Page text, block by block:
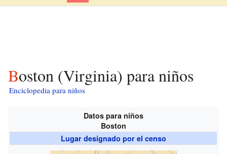
Boston (Virginia) para niños
Enciclopedia para niños
Datos para niños
Boston
Lugar designado por el censo